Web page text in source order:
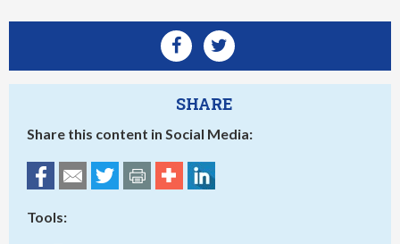
SHARE
Share this content in Social Media:
Tools: